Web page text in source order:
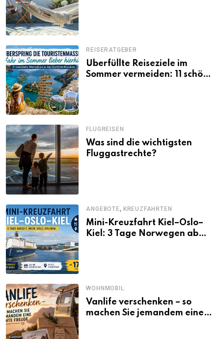
REISERATGEBER
Überfüllte Reiseziele im
Sommer vermeiden: 11 schöne
FLUGREISEN
Was sind die wichtigsten
Fluggastrechte?
ANGEBOTE, KREUZFAHRTEN
Mini-Kreuzfahrt Kiel–Oslo–
Kiel: 3 Tage Norwegen ab
WOHNMOBIL
Vanlife verschenken – so
machen Sie jemandem eine